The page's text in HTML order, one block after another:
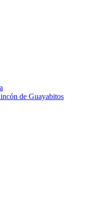
de Guayabitos